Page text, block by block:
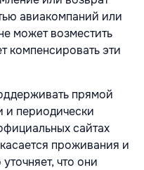
авиакомпаний или
может возместить
компенсировать эти
прямой
и периодически
сайтах
проживания и
что они